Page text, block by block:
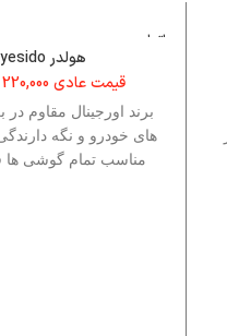
اتمام م
هولدر yesido
قیمت عادی220,000
برند اورجینال مقاوم در
های خودرو و نگه
مناسب تمام گوشی ها